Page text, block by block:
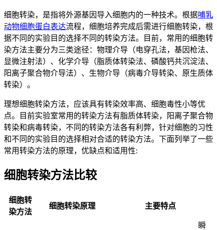
细胞转染，是指将外源基因导入细胞内的一种技术。根据哺乳
动物细胞蛋白表达流程，细胞培养完成后需进行细胞转染，根
据不同的实验目的选择不同的转染方法。目前，常用的细胞转
染方法主要分为三类途径：物理介导（电穿孔法，基因枪法、
显微注射法）、化学介导（脂质体转染法、磷酸钙共沉淀法、
阳离子聚合物介导法）、生物介导（病毒介导转染、原生质体
转染）。
理想细胞转染方法，应该具有转染效率高、细胞毒性小等优
点。目前实验室常用的转染方法有脂质体转染，阳离子聚合物
转染和病毒转染，不同的转染方法各有利弊，针对细胞的习性
和不同的实验目的选择相对合适的转染方法。下面列举了一些
常用转染方法的原理，优缺点和适用性:
细胞转染方法比较
细胞转
染方法
细胞转染原理 主要特点
瞬